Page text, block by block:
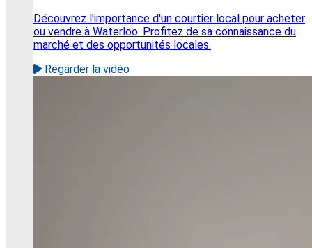
Découvrez l'importance d'un courtier local pour acheter
ou vendre à Waterloo. Profitez de sa connaissance du
marché et des opportunités locales.
Regarder la vidéo